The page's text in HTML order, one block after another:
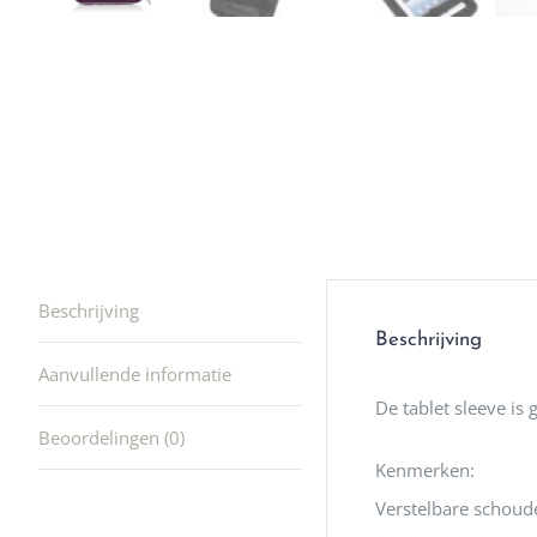
winkel
ook
Beschrijving
Aanvullende informatie
Beoordelingen (0)
Beschrijving
De tablet sleeve is
Kenmerken:
Verstelbare